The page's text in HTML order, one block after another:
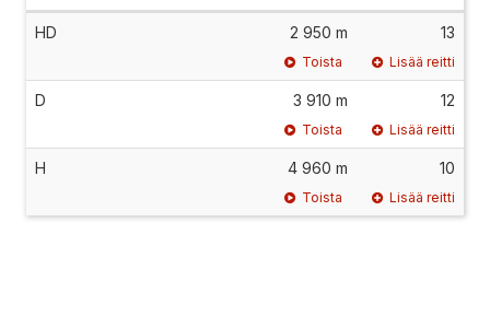
HD 2 950 m 13
Toista Lisää reitti
D 3 910 m 12
Toista Lisää reitti
H 4 960 m 10
Toista Lisää reitti